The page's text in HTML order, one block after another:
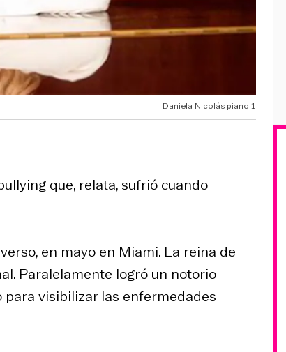
Daniela Nicolás piano 1
que, relata, sufrió cuando
en mayo en Miami. La reina de
Paralelamente logró un notorio
visibilizar las enfermedades